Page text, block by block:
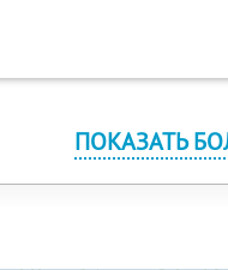
ПОКАЗАТЬ